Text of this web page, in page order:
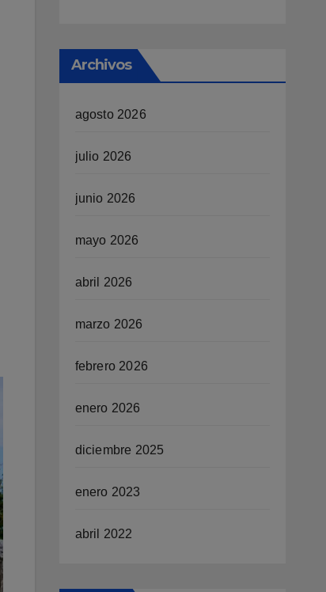
Archivos
agosto 2026
julio 2026
junio 2026
mayo 2026
abril 2026
marzo 2026
febrero 2026
enero 2026
diciembre 2025
enero 2023
abril 2022